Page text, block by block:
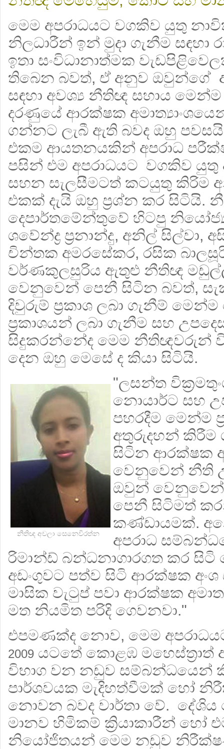
මෙම අපරාධයට වගකිව යුතු
නිලධාරීන් ඉන් මුදා ගැනීම සඳහා
ඉතා සංවිධානාත්මක
තිබෙන බවත්, ඒ අනුව ඔවුන්ගේ
සඳහා අවශ්‍ය නීතිඥ සහාය මෙන්ම
දරණුයේ ආරක්ෂක
ගන්නට ලැබී ඇති බවද ඔහු
එකම ආයතනයකින් අපරාධ
පසින් එම අපරාධයට වගකිව
සහන සැලසීමටත් කටයුතු කිරිම
එකක් දැයි ඔහු ප්‍රශ්න කර සිටියි.
දෙපාර්තමේන්තුවේ හිටපු
ශවේන්ද්‍ර ප්‍රනාන්දු, අනිල් සිල්වා,
චින්තක අමරසේකර, රසික
වර්ණකුලසුරිය ඇතුළු නීතිඥ
වෙනුවෙන් පෙනී සිටින බවත්,
දිවුරුම් ප්‍රකාශ ලබා ගැනීම්
ප්‍රකාශයන් ලබා ගැනීම සහ
සිදුකරන්නේද මෙම නීතිඥවරුන්
දෙන ඔහු මෙසේ ද කියා සිටියි.
නීතිඥ අචලා සෙනෙවිරත්න
"ලසන්ත
නොයාර්ට සහ
පහරදීම මෙන්ම
අතුරුදහන් කිරීම
සිටින ආරක්ෂක
වෙනුවෙන් නීති
ඔවුන්
පෙනී සිටිමත්
කණ්ඩායමක්.
අපරාධ
රිමාන්ඩ් බන්ධනාගාරගත කර
අඩංගුවට පත්ව සිටි ආරක්ෂක
මාසික වැටුප් පවා ආරක්ෂක
මත නියමිත පරිදි ගෙවනවා."
එපමණක්ද නොව, මෙම අපරාධයට
2009 යටතේ කොළඹ
විභාග වන නඩුව සම්බන්ධයෙන්
පාර්ශවයක මැදිහත්වීමක් හෝ
නොවන බවද වාර්තා වේ. දේශිය
මානව හිමිකම් ක්‍රියාකාරීන් හෝ
නියෝජිතයන් මෙම නඩුව